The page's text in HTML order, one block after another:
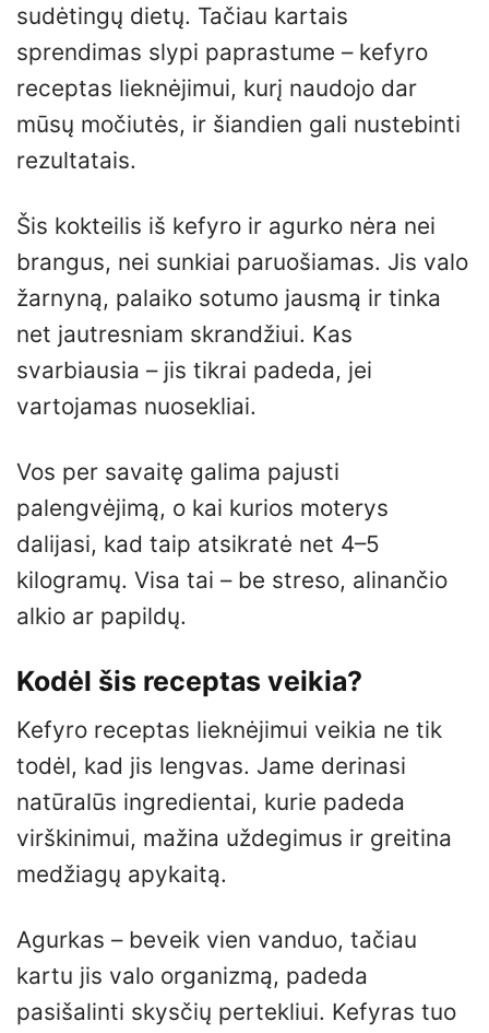
sudėtingų dietų. Tačiau kartais
sprendimas slypi paprastume – kefyro
receptas lieknėjimui, kurį naudojo dar
mūsų močiutės, ir šiandien gali nustebinti
rezultatais.
Šis kokteilis iš kefyro ir agurko nėra nei
brangus, nei sunkiai paruošiamas. Jis valo
žarnyną, palaiko sotumo jausmą ir tinka
net jautresniam skrandžiui. Kas
svarbiausia – jis tikrai padeda, jei
vartojamas nuosekliai.
Vos per savaitę galima pajusti
palengvėjimą, o kai kurios moterys
dalijasi, kad taip atsikratė net 4–5
kilogramų. Visa tai – be streso, alinančio
alkio ar papildų.
Kodėl šis receptas veikia?
Kefyro receptas lieknėjimui veikia ne tik
todėl, kad jis lengvas. Jame derinasi
natūralūs ingredientai, kurie padeda
virškinimui, mažina uždegimus ir greitina
medžiagų apykaitą.
Agurkas – beveik vien vanduo, tačiau
kartu jis valo organizmą, padeda
pasišalinti skysčių pertekliui. Kefyras tuo